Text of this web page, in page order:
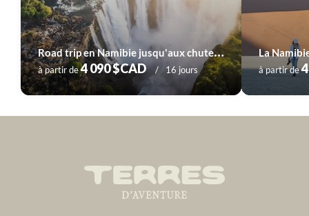
R
oad trip en Namibie jusqu'aux chutes Victoria
à partir de4 090 $CAD 16 jours
La
à partir de